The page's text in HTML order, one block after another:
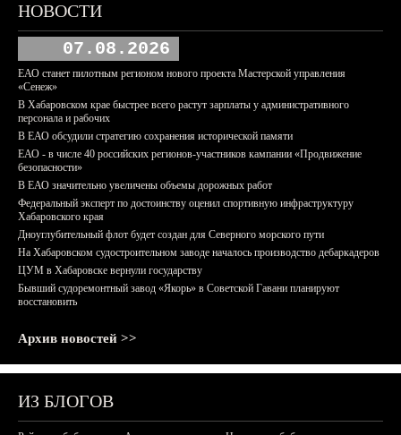
НОВОСТИ
07.08.2026
ЕАО станет пилотным регионом нового проекта Мастерской управления
«Сенеж»
В Хабаровском крае быстрее всего растут зарплаты у административного
персонала и рабочих
В ЕАО обсудили стратегию сохранения исторической памяти
ЕАО - в числе 40 российских регионов-участников кампании «Продвижение
безопасности»
В ЕАО значительно увеличены объемы дорожных работ
Федеральный эксперт по достоинству оценил спортивную инфраструктуру
Хабаровского края
Дноуглубительный флот будет создан для Северного морского пути
На Хабаровском судостроительном заводе началось производство дебаркадеров
ЦУМ в Хабаровске вернули государству
Бывший судоремонтный завод «Якорь» в Советской Гавани планируют
восстановить
Архив новостей >>
ИЗ БЛОГОВ